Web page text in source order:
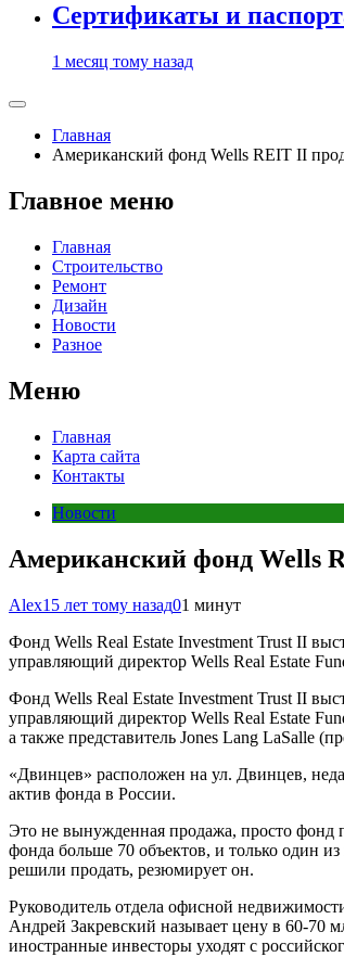
Сертификаты и
1 месяц тому назад
Главная
Американский фонд Wells REIT II
Главное меню
Главная
Строительство
Ремонт
Дизайн
Новости
Разное
Меню
Главная
Карта сайта
Контакты
Новости
Американский фонд Wells
Alex15 лет тому назад01 минут
Фонд Wells Real Estate Investment Trust II
управляющий директор Wells Real Estate
Фонд Wells Real Estate Investment Trust II
управляющий директор Wells Real Estate
а также представитель Jones Lang LaSalle
«Двинцев» расположен на ул. Двинцев,
актив фонда в России.
Это не вынужденная продажа, просто фонд
фонда больше 70 объектов, и только один
решили продать, резюмирует он.
Руководитель отдела офисной
Андрей Закревский называет цену в 60-70
иностранные инвесторы уходят с